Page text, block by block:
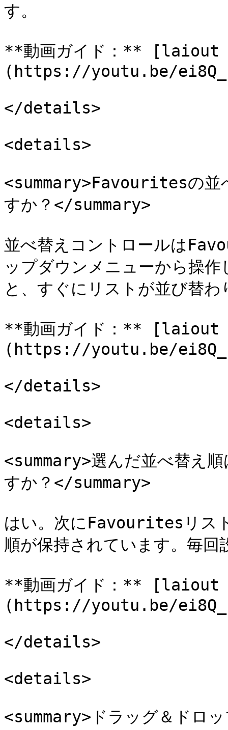
す。
**動画ガイド：** [laiout
(https://youtu.be/
</details>
<details>
<summary>Favouritesの並
すか？</summary>
並べ替えコントロールは
ップダウンメニューから操
と、すぐにリストが並び替わ
**動画ガイド：** [laiout
(https://youtu.be/
</details>
<details>
<summary>選んだ並べ替え
すか？</summary>
はい。次にFavouritesリス
順が保持されています。毎
**動画ガイド：** [laiout
(https://youtu.be/
</details>
<details>
<summary>ドラッグ＆ドロ